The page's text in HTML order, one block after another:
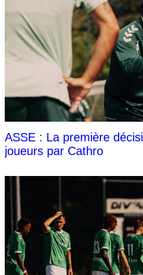
ASSE : La première
joueurs par Cathro